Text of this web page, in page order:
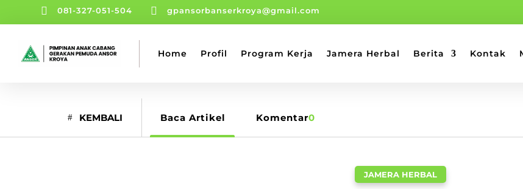
 081-327-051-504  gpansorbanserkroya@gmail.com
Home Profil Program Kerja Jamera Herbal Berita Kontak
KEMBALI Baca Artikel Komentar0
JAMERA HERBAL